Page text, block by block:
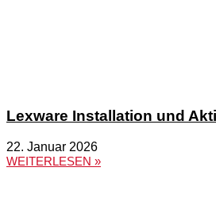
Lexware Installation und
22. Januar 2026
WEITERLESEN »